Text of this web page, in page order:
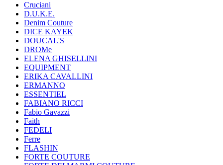
Cruciani
D.U.K.E.
Denim Couture
DICE KAYEK
DOUCAL'S
DROMe
ELENA GHISELLINI
EQUIPMENT
ERIKA CAVALLINI
ERMANNO
ESSENTIEL
FABIANO RICCI
Fabio Gavazzi
Faith
FEDELI
Ferre
FLASHIN
FORTE COUTURE